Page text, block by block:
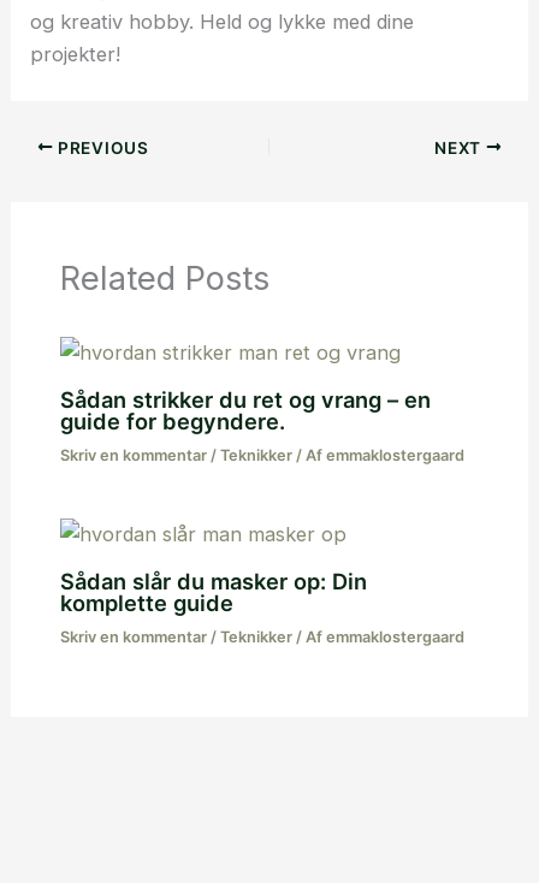
og kreativ hobby. Held og lykke med dine
projekter!
PREVIOUS NEXT
Related Posts
Sådan strikker du ret og vrang – en
guide for begyndere.
Skriv en kommentar / Teknikker/ Af emmaklostergaard
Sådan slår du masker op: Din
komplette guide
Skriv en kommentar / Teknikker/ Af emmaklostergaard